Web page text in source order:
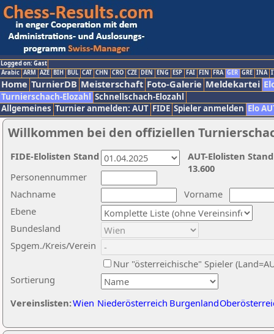
Logged on: Gast
Arabic ARM AZE BIH BUL CAT CHN CRO CZE DEN ENG ESP FAI FIN FRA GER GRE INA
Home TurnierDB Meisterschaft Foto-Galerie Meldekartei
Turnierschach-Elozahl Schnellschach-Elozahl
Allgemeines Turnier anmelden: AUT FIDE Spieler anmelden Elo
Willkommen bei den offiziellen
Nachname
Vorname
Ebene
Sortierung
Personennummer
Bundesland
Spgem./Kreis/Verein
Nur "österreichische" Spieler
Vereinslisten:Wien Niederösterreich Burgenland
AUT-Elolisten
13.600
FIDE-Elolisten Stand